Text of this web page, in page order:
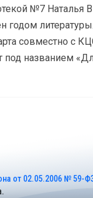
№7 Наталья
годом
совместно с
под названием
от 02.05.2006 № 59-